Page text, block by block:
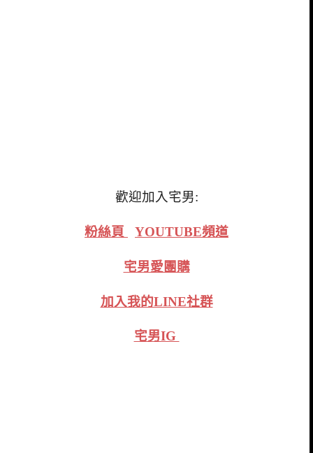
歡迎加入宅男:
粉絲頁 YOUTUBE頻道
宅男愛團購
加入我的LINE社群
宅男IG